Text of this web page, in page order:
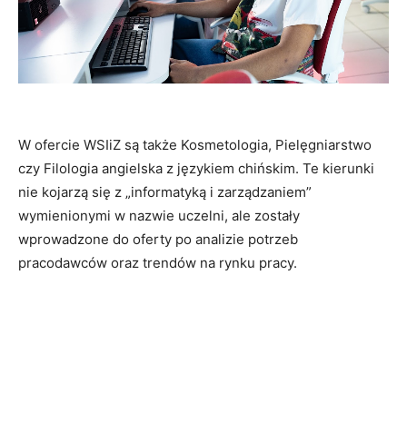
W ofercie WSIiZ są także Kosmetologia, Pielęgniarstwo
czy Filologia angielska z językiem chińskim. Te kierunki
nie kojarzą się z „informatyką i zarządzaniem”
wymienionymi w nazwie uczelni, ale zostały
wprowadzone do oferty po analizie potrzeb
pracodawców oraz trendów na rynku pracy.